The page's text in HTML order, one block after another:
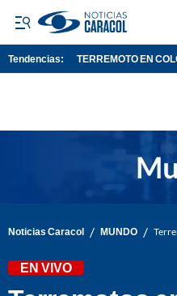
Tendencias: TERREMOTO EN
Noticias Caracol / MUNDO /
EN VIVO